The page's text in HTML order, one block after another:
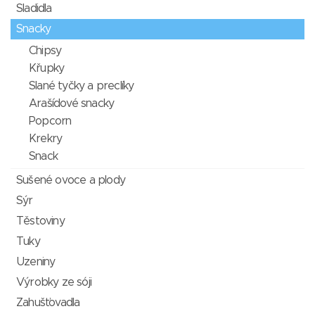
Sladidla
Snacky
Chipsy
Křupky
Slané tyčky a preclíky
Arašídové snacky
Popcorn
Krekry
Snack
Sušené ovoce a plody
Sýr
Těstoviny
Tuky
Uzeniny
Výrobky ze sóji
Zahušťovadla